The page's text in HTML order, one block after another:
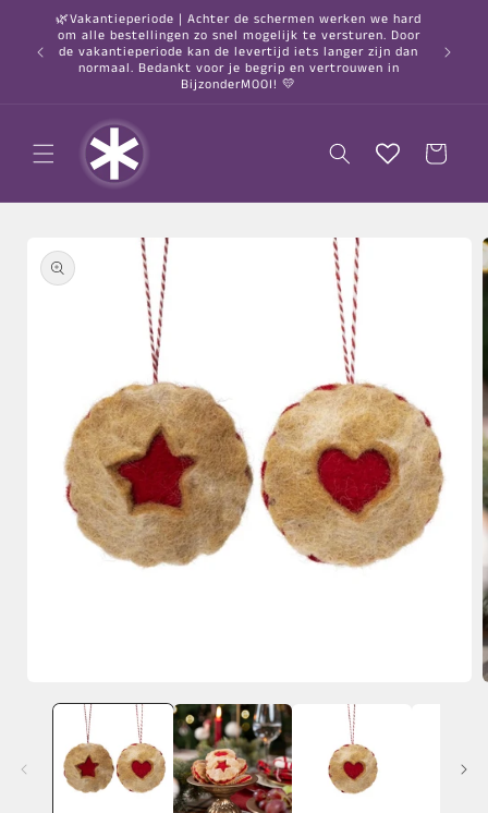
naar de
content
🌿Vakantieperiode | Achter de schermen werken we hard
om alle bestellingen zo snel mogelijk te versturen. Door
de vakantieperiode kan de levertijd iets langer zijn dan
normaal. Bedankt voor je begrip en vertrouwen in
BijzonderMOOI! 💛
○
Winkelwagen
direct naar
modaal